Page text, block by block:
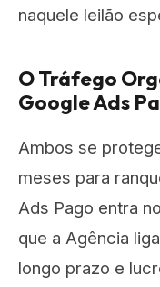
naquele leilão
O Tráfego
Google Ads
Ambos se
meses para
Ads Pago entra
que a Agência
longo prazo e